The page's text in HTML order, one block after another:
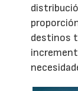
destinos